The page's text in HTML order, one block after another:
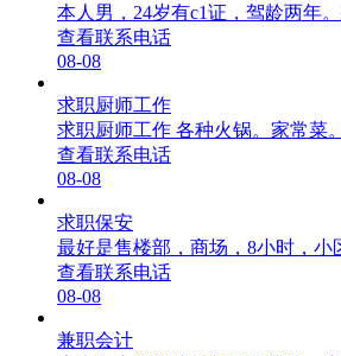
本人男，24岁有c1证，驾龄两年
查看联系电话
08-08
求职厨师工作
求职厨师工作 各种火锅。家常菜
查看联系电话
08-08
求职保安
最好是售楼部，商场，8小时，小
查看联系电话
08-08
兼职会计